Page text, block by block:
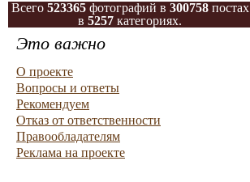
Всего 523365фотографий в 300758постах
в 5257 категориях.
Это важно
О проекте
Вопросы и ответы
Рекомендуем
Отказ от ответственности
Правообладателям
Реклама на проекте